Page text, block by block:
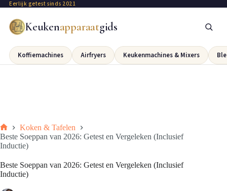
Eerlijk getest sinds 2021
Keukenapparaatgids
Koffiemachines Airfryers Keukenmachines & Mixers
Koken & Tafelen
Beste Soeppan van 2026: Getest en Vergeleken (Inclusief
Inductie)
Beste Soeppan van 2026: Getest en Vergeleken (Inclusief
Inductie)